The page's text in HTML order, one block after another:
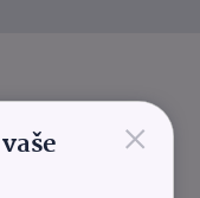
×